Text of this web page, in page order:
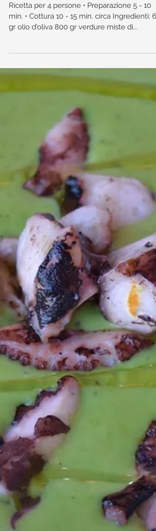
Verdure miste con
germogli di soia
Ricetta per 4 persone • Preparazione 5 - 10
min. • Cottura 10 - 15 min. circa Ingredienti:​ 60
gr olio d'oliva 800 gr verdure miste di...